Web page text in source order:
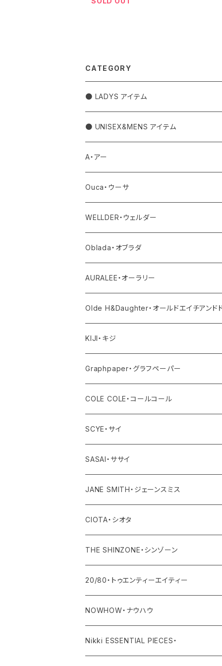
CATEGORY
● LADYS アイテム
アウター
トップス
カットソー
シャツ
ボトム
デニム
その他パンツ
ワンピース・サロペット
その他
帽子
シューズ
● UNISEX&MENS アイテム
アウター
トップス
ボトム
サロペット・オールインワン
その他
A・アー
バッグ
その他
Ouca・ウーサ
アクセサリー
WELLDER・ウェルダー
アウター
トップス
トップス
ボトム
ワンピース・オールインワン
その他
Oblada・オブラダ
アウター
トップス
ボトム
ワンピース・サロペット
その他
AURALEE・オーラリー
アウター
トップス
ボトム
ワンピース・オールインワン
その他
Olde H&Daughter・オールドエイチアンド
アウター
トップス
ボトム
ワンピース・オールインワン
その他
KIJI・キジ
アウター
トップス
ボトム
ワンピース・オールインワン
その他
Graphpaper・グラフペーパー
アウター
トップス
ボトム
ワンピース・オールインワン
その他
COLE COLE・コールコール
サンダル
SCYE・サイ
アウター
トップス
ボトム
ワンピース・サロペット
その他
SASAI・ササイ
JANE SMITH・ジェーンスミス
アウター
トップス
ボトム
ワンピース・サロペット
その他
CIOTA・シオタ
アウター
トップス
ボトム
ワンピース・サロペット
THE SHINZONE・シンゾーン
アウター
トップス
ボトム
20/80・トゥエンティーエイティー
バッグ
その他
NOWHOW・ナウハウ
バッグ
Nikki ESSENTIAL PIECES・